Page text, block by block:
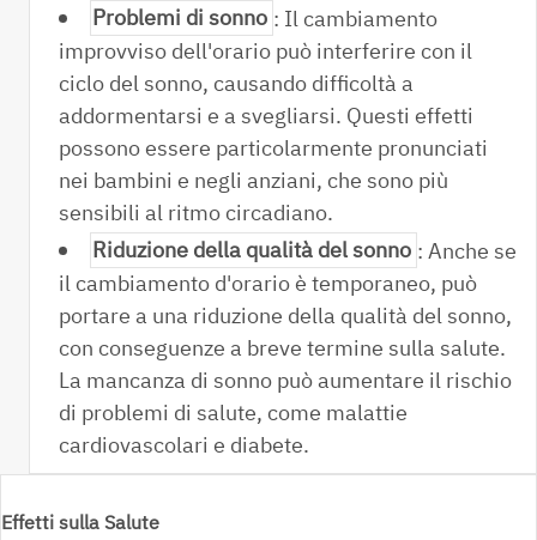
Problemi di sonno : Il cambiamento
improvviso dell'orario può interferire con il
ciclo del sonno, causando difficoltà a
addormentarsi e a svegliarsi. Questi effetti
possono essere particolarmente pronunciati
nei bambini e negli anziani, che sono più
sensibili al ritmo circadiano.
Riduzione della qualità del sonno : Anche se
il cambiamento d'orario è temporaneo, può
portare a una riduzione della qualità del sonno,
con conseguenze a breve termine sulla salute.
La mancanza di sonno può aumentare il rischio
di problemi di salute, come malattie
cardiovascolari e diabete.
Effetti sulla Salute